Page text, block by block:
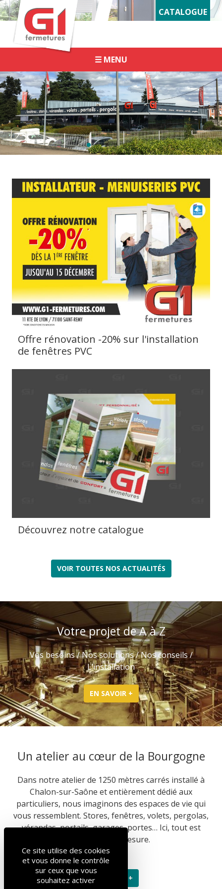
☰ MENU
CATALOGUE
Offre rénovation -20% sur l'installation
de fenêtres PVC
Découvrez notre catalogue
VOIR TOUTES NOS ACTUALITÉS
Votre projet de A à Z
Vos besoins / Nos solutions / Nos conseils /
L’installation
EN SAVOIR +
Un atelier au cœur de la Bourgogne
Dans notre atelier de 1250 mètres carrés installé à
Chalon-sur-Saône et entièrement dédié aux
particuliers, nous imaginons des espaces de vie qui
vous ressemblent. Stores, fenêtres, volets, pergolas,
vérandas, portails, garages, portes… Ici, tout est
fabriqué sur mesure.
EN SAVOIR +
Panneau de gestion des cookies
Ce site utilise des cookies
et vous donne le contrôle
sur ceux que vous
souhaitez activer